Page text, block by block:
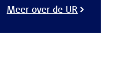
Meer over de UR